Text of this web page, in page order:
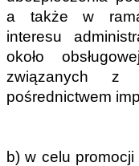
a także w
interesu
około
związanych z
pośrednictwem
b) w celu promocji